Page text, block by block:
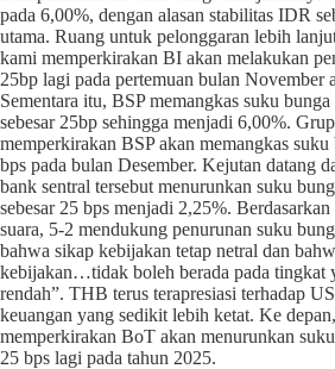
pada 6,00%, dengan alasan stabilitas IDR
utama. Ruang untuk pelonggaran lebih
kami memperkirakan BI akan melakukan
25bp lagi pada pertemuan bulan November
Sementara itu, BSP memangkas suku
sebesar 25bp sehingga menjadi 6,00%.
memperkirakan BSP akan memangkas suku
bps pada bulan Desember. Kejutan datang
bank sentral tersebut menurunkan suku
sebesar 25 bps menjadi 2,25%.
suara, 5-2 mendukung penurunan suku
bahwa sikap kebijakan tetap netral dan
kebijakan…tidak boleh berada pada tingkat
rendah”. THB terus terapresiasi terhadap
keuangan yang sedikit lebih ketat. Ke
memperkirakan BoT akan menurunkan
25 bps lagi pada tahun 2025.